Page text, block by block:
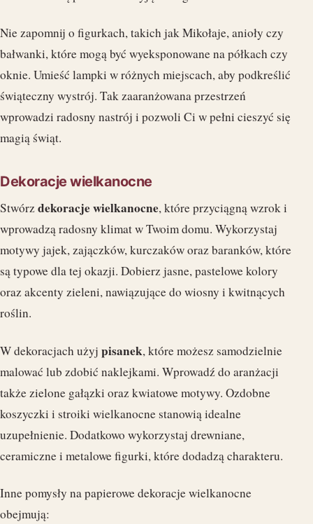
Nie zapomnij o figurkach, takich jak Mikołaje, anioły czy
bałwanki, które mogą być wyeksponowane na półkach czy
oknie. Umieść lampki w różnych miejscach, aby podkreślić
świąteczny wystrój. Tak zaaranżowana przestrzeń
wprowadzi radosny nastrój i pozwoli Ci w pełni cieszyć się
magią świąt.
Dekoracje wielkanocne
Stwórzdekoracje wielkanocne, które przyciągną wzrok i
wprowadzą radosny klimat w Twoim domu. Wykorzystaj
motywy jajek, zajączków, kurczaków oraz baranków, które
są typowe dla tej okazji. Dobierz jasne, pastelowe kolory
oraz akcenty zieleni, nawiązujące do wiosny i kwitnących
roślin.
W dekoracjach użyj pisanek, które możesz samodzielnie
malować lub zdobić naklejkami. Wprowadź do aranżacji
także zielone gałązki oraz kwiatowe motywy. Ozdobne
koszyczki i stroiki wielkanocne stanowią idealne
uzupełnienie. Dodatkowo wykorzystaj drewniane,
ceramiczne i metalowe figurki, które dodadzą charakteru.
Inne pomysły na papierowe dekoracje wielkanocne
obejmują: